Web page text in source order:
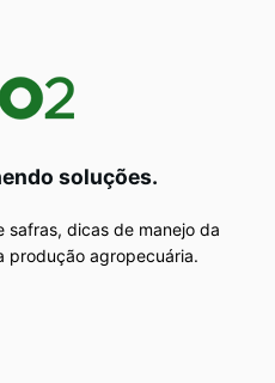
soluções.
safras, dicas de manejo da
produção agropecuária.